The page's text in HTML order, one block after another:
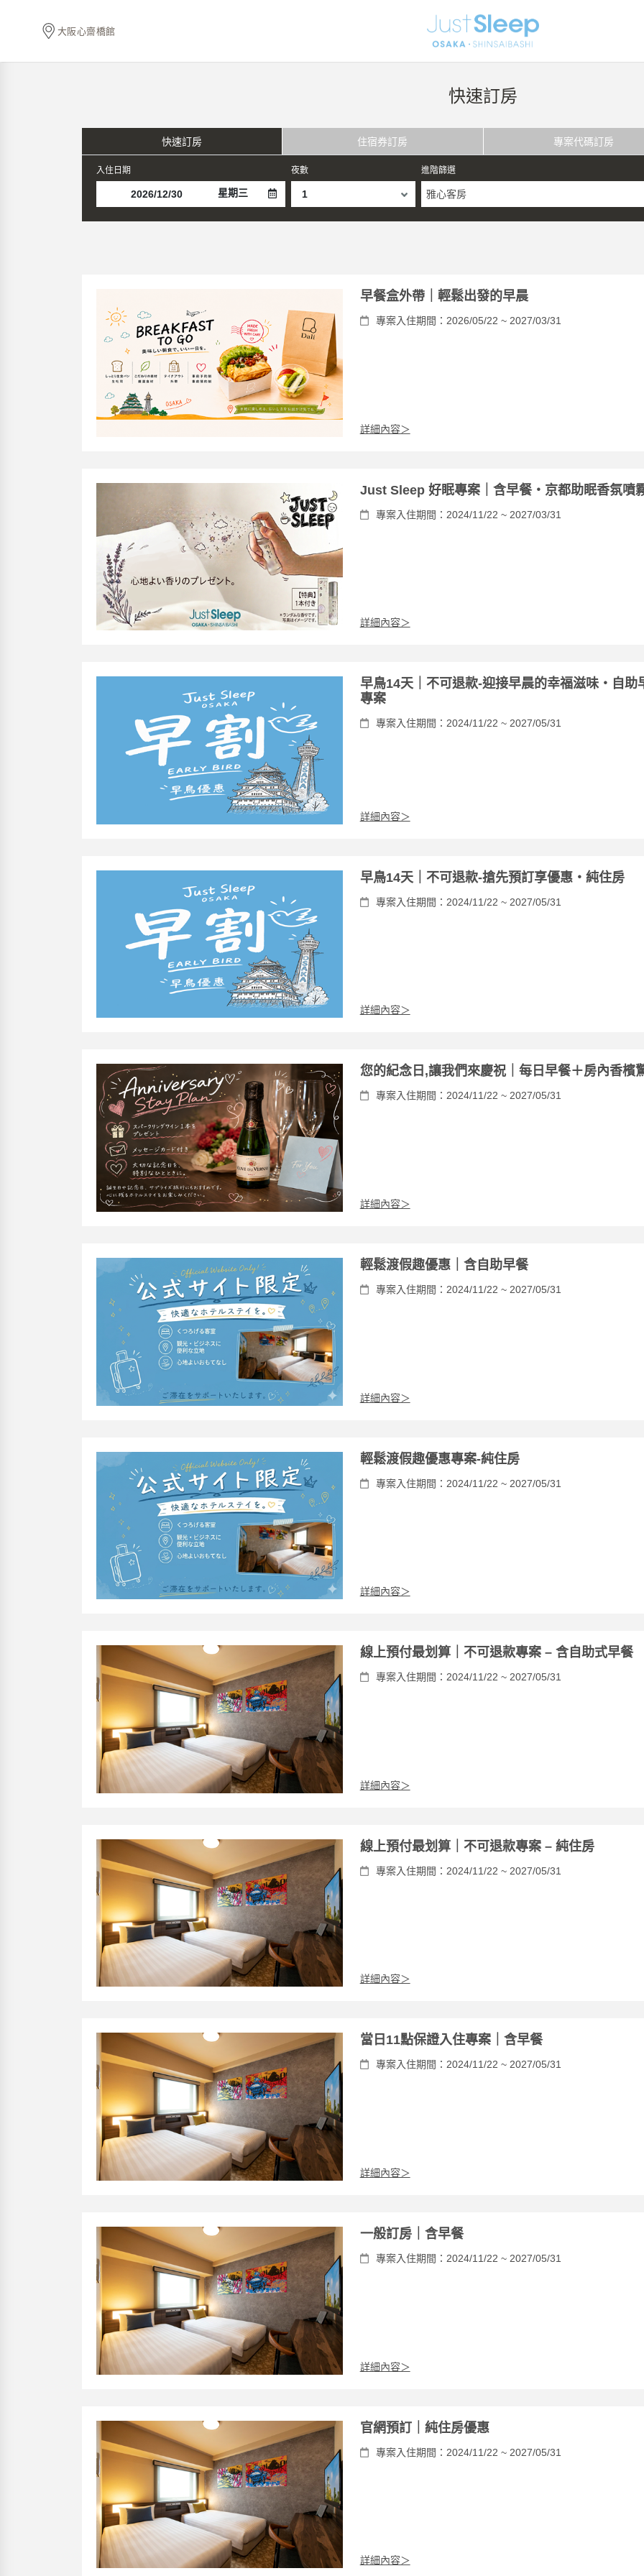
大阪心齋橋館
快速訂房
快速訂房 住宿券訂房 專案代碼訂房
入住日期
星期三
夜數 進階篩選
雅心客房
早餐盒外帶｜輕鬆出發的早晨
專案入住期間：2026/05/22 ~ 2027/03/31
詳細內容＞
Just Sleep 好眠專案｜含早餐・京都助眠香氛噴
專案入住期間：2024/11/22 ~ 2027/03/31
詳細內容＞
早鳥14天｜不可退款-迎接早晨的幸福滋味・自助
專案
專案入住期間：2024/11/22 ~ 2027/05/31
詳細內容＞
早鳥14天｜不可退款-搶先預訂享優惠・純住房
專案入住期間：2024/11/22 ~ 2027/05/31
詳細內容＞
您的紀念日,讓我們來慶祝｜每日早餐＋房內香檳
專案入住期間：2024/11/22 ~ 2027/05/31
詳細內容＞
輕鬆渡假趣優惠｜含自助早餐
專案入住期間：2024/11/22 ~ 2027/05/31
詳細內容＞
輕鬆渡假趣優惠專案-純住房
專案入住期間：2024/11/22 ~ 2027/05/31
詳細內容＞
線上預付最划算｜不可退款專案 – 含自助式早餐
專案入住期間：2024/11/22 ~ 2027/05/31
詳細內容＞
線上預付最划算｜不可退款專案 – 純住房
專案入住期間：2024/11/22 ~ 2027/05/31
詳細內容＞
當日11點保證入住專案｜含早餐
專案入住期間：2024/11/22 ~ 2027/05/31
詳細內容＞
一般訂房｜含早餐
專案入住期間：2024/11/22 ~ 2027/05/31
詳細內容＞
官網預訂｜純住房優惠
專案入住期間：2024/11/22 ~ 2027/05/31
詳細內容＞